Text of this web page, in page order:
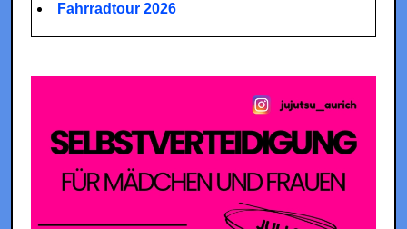
Fahrradtour 2026